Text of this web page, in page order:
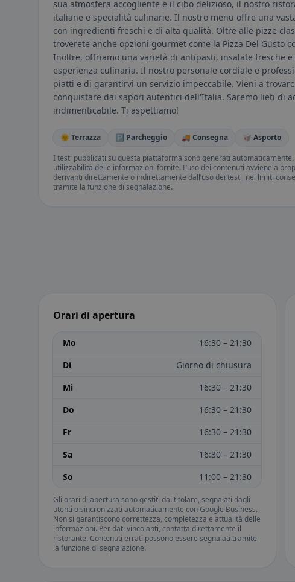
sua atmosfera accogliente e il cibo delizioso, il nostro
italiane e specialità culinarie. Il nostro menu offre una
con ingredienti freschi e di alta qualità. Oltre alle pizze
troverete anche opzioni gourmet come la Pizza Del Gusto
Inoltre, offriamo una varietà di antipasti, insalate fresche
esperienza culinaria. Il nostro personale cordiale e
piatti e di garantirvi un servizio impeccabile. Vieni a
conquistare dai sapori autentici dell'Italia. Saremo lieti di
indimenticabile. Ti aspettiamo!
🌞 Terrazza 🅿️ Parcheggio 🚚 Consegna
🥡 Asporto
I testi pubblicati su questa piattaforma sono generati
utilizzabilità delle informazioni fornite. L’uso dei contenuti avviene a
derivanti direttamente o indirettamente dall’uso dei testi, nei limiti
tramite la funzione di segnalazione.
Orari di apertura
Mo
16:30 – 21:30
Di
Giorno di chiusura
Mi
16:30 – 21:30
Do
16:30 – 21:30
Fr
16:30 – 21:30
Sa
16:30 – 21:30
So
11:00 – 21:30
Gli orari di apertura sono gestiti dal titolare, segnalati dagli
utenti o sincronizzati automaticamente con Google Business.
Non si garantiscono correttezza, completezza e attualità delle
informazioni. Per dati vincolanti, contatta direttamente il
ristorante. Contenuti errati possono essere segnalati tramite
la funzione di segnalazione.